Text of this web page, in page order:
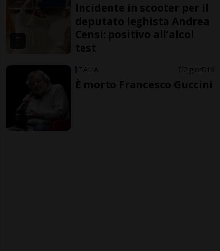
Incidente in scooter per il
deputato leghista Andrea
Censi: positivo all’alcol
test
ITALIA 2 gior 19
È morto Francesco Guccini